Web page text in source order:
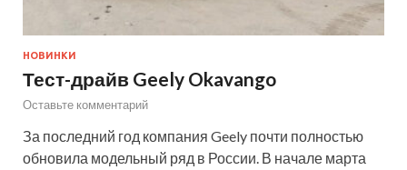
НОВИНКИ
Тест-драйв Geely Okavango
Оставьте комментарий
За последний год компания Geely почти полностью
обновила модельный ряд в России. В начале марта